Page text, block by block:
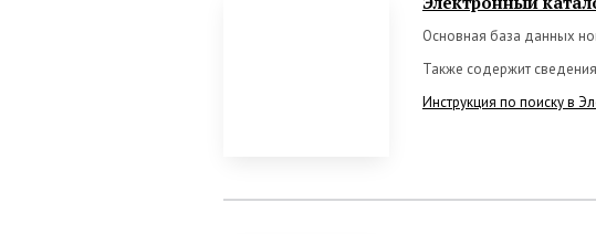
Основная база данных
Также содержит
Инструкция по поиску в